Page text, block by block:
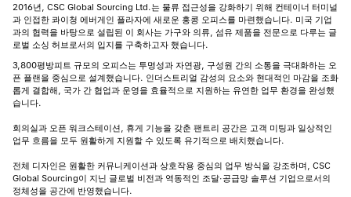
2016년, CSC Global Sourcing Ltd.는 물류 접근성을 강화하기 위해 컨테이너 터미널
과 인접한 콰이청 에버게인 플라자에 새로운 홍콩 오피스를 마련했습니다. 미국 기업
과의 협력을 바탕으로 설립된 이 회사는 가구와 의류, 섬유 제품을 전문으로 다루는 글
로벌 소싱 허브로서의 입지를 구축하고자 했습니다.
3,800평방피트 규모의 오피스는 투명성과 자연광, 구성원 간의 소통을 극대화하는 오
픈 플랜을 중심으로 설계했습니다. 인더스트리얼 감성의 요소와 현대적인 마감을 조화
롭게 결합해, 국가 간 협업과 운영을 효율적으로 지원하는 유연한 업무 환경을 완성했
습니다.
회의실과 오픈 워크스테이션, 휴게 기능을 갖춘 팬트리 공간은 고객 미팅과 일상적인
업무 흐름을 모두 원활하게 지원할 수 있도록 유기적으로 배치했습니다.
전체 디자인은 원활한 커뮤니케이션과 상호작용 중심의 업무 방식을 강조하며, CSC
Global Sourcing이 지닌 글로벌 비전과 역동적인 조달·공급망 솔루션 기업으로서의
정체성을 공간에 반영했습니다.